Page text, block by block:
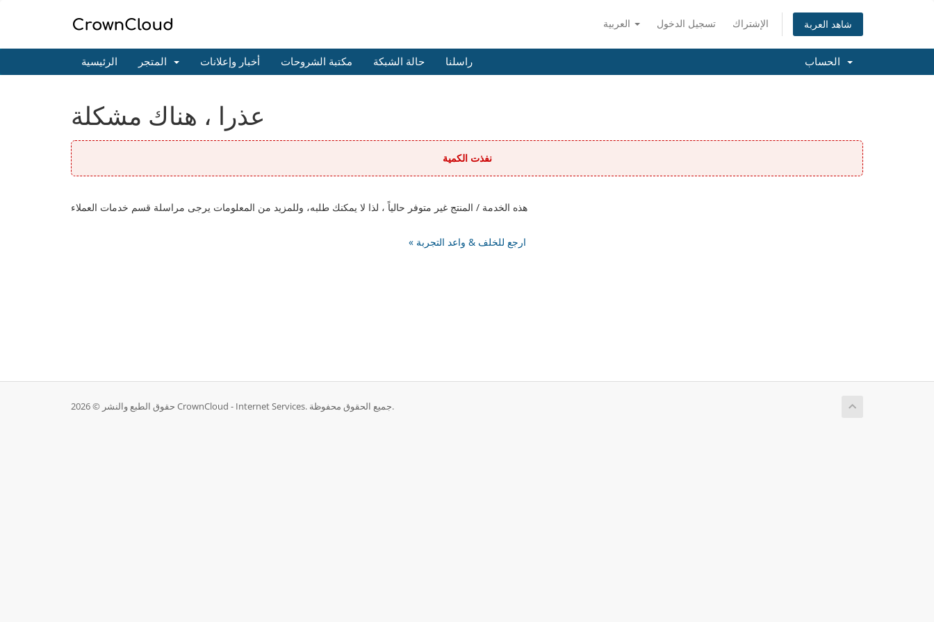
تسجيل الدخول الإشتراك شاهد العربة
الرئيسية أخبار وإعلانات مكتبة الشروحات حالة الشبكة راسلنا
عذرا ، هناك مشكلة
نفذت الكمية
هذه الخدمة / المنتج غير متوفر حالياً ، لذا لا يمكنك طلبه، وللمزيد من المعلومات يرجى مراسلة قسم خدمات العملاء
« ارجع للخلف & واعد التجربة
حقوق الطبع والنشر © 2026 CrownCloud - Internet Services. جميع الحقوق محفوظة.